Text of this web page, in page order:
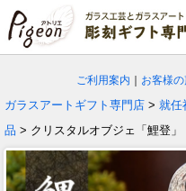
ご利用案内 お客様
ガラスアートギフト専門店 > 就任
品 > クリスタルオブジェ「鯉登」